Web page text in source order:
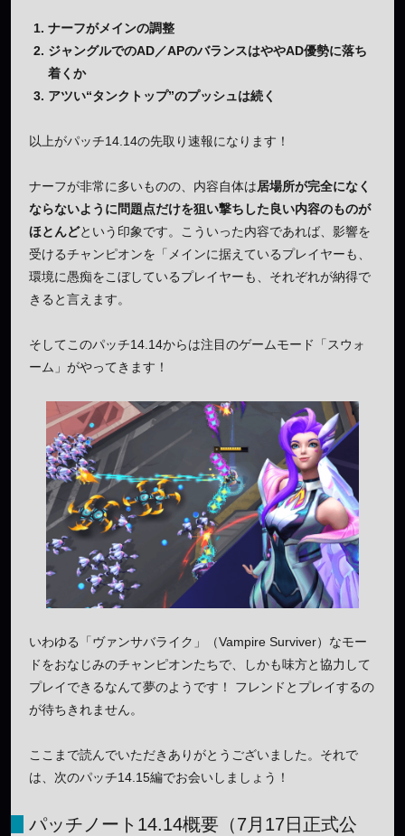
ナーフがメインの調整
ジャングルでのAD／APのバランスはややAD優勢に落ち
着くか
アツい“タンクトップ”のプッシュは続く
以上がパッチ14.14の先取り速報になります！
ナーフが非常に多いものの、内容自体は居場所が完全になく
ならないように問題点だけを狙い撃ちした良い内容のものが
ほとんどという印象です。こういった内容であれば、影響を
受けるチャンピオンを「メインに据えているプレイヤーも、
環境に愚痴をこぼしているプレイヤーも、それぞれが納得で
きると言えます。
そしてこのパッチ14.14からは注目のゲームモード「スウォ
ーム」がやってきます！
いわゆる「ヴァンサバライク」（Vampire Surviver）なモー
ドをおなじみのチャンピオンたちで、しかも味方と協力して
プレイできるなんて夢のようです！ フレンドとプレイするの
が待ちきれません。
ここまで読んでいただきありがとうございました。それで
は、次のパッチ14.15編でお会いしましょう！
パッチノート14.14概要（7月17日正式公